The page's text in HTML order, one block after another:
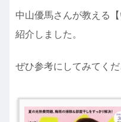
中山優馬さんが教える
紹介しました。
ぜひ参考にしてみてくだ